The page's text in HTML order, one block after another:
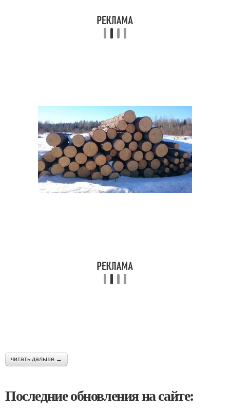
читать дальше →
Последние обновления на сайте: